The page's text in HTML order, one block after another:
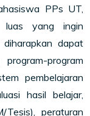
PPs UT,
luas yang ingin
dapat
program
pembelajaran
hasil belajar,
Tesis), peraturan